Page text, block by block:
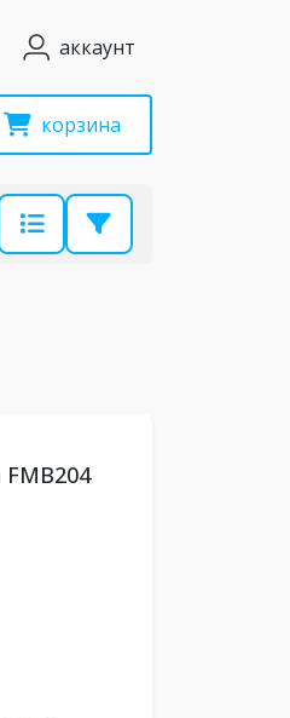
аккаунт
корзина
FMB204